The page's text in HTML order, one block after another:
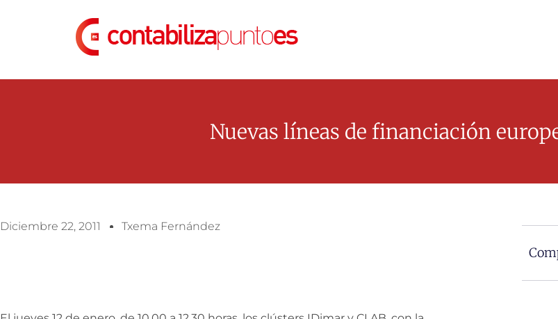
Nuevas líneas de financiación
Diciembre 22, 2011 Txema Fernández